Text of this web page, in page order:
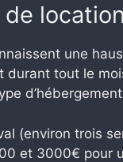
location
une
durant tout le
(environ trois
et 3000€